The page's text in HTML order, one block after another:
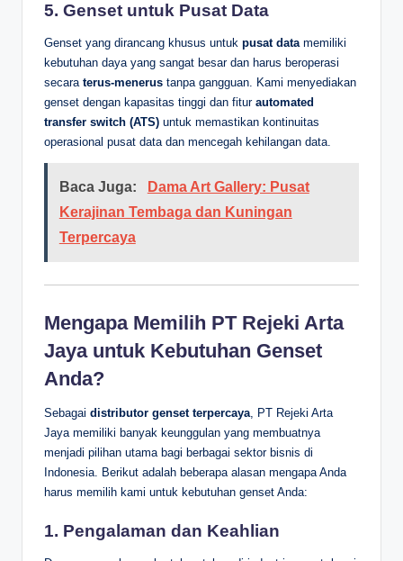
5. Genset untuk Pusat Data
Genset yang dirancang khusus untuk pusat datamemiliki
kebutuhan daya yang sangat besar dan harus beroperasi
secara terus-menerus tanpa gangguan. Kami menyediakan
genset dengan kapasitas tinggi dan fitur automated
transfer switch (ATS) untuk memastikan kontinuitas
operasional pusat data dan mencegah kehilangan data.
Baca Juga:
Dama Art Gallery: Pusat
Kerajinan Tembaga dan Kuningan
Terpercaya
Mengapa Memilih PT Rejeki Arta
Jaya untuk Kebutuhan Genset
Anda?
Sebagai distributor genset terpercaya , PT Rejeki Arta
Jaya memiliki banyak keunggulan yang membuatnya
menjadi pilihan utama bagi berbagai sektor bisnis di
Indonesia. Berikut adalah beberapa alasan mengapa Anda
harus memilih kami untuk kebutuhan genset Anda:
1. Pengalaman dan Keahlian